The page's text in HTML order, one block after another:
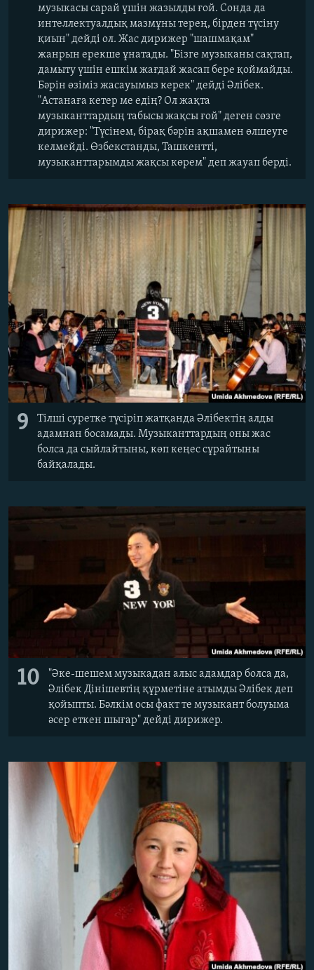
музыкасы сарай үшін жазылды ғой. Сонда да
интеллектуалдық мазмұны терең, бірден түсіну
қиын" дейді ол. Жас дирижер "шашмақам"
жанрын ерекше ұнатады. "Бізге музыканы сақтап,
дамыту үшін ешкім жағдай жасап бере қоймайды.
Бәрін өзіміз жасауымыз керек" дейді Әлібек.
"Астанаға кетер ме едің? Ол жақта
музыканттардың табысы жақсы ғой" деген сөзге
дирижер: "Түсінем, бірақ бәрін ақшамен өлшеуге
келмейді. Өзбекстанды, Ташкентті,
музыканттарымды жақсы көрем" деп жауап берді.
9
Тілші суретке түсіріп жатқанда Әлібектің алды
адамнан босамады. Музыканттардың оны жас
болса да сыйлайтыны, көп кеңес сұрайтыны
байқалады.
10
"Әке-шешем музыкадан алыс адамдар болса да,
Әлібек Дінішевтің құрметіне атымды Әлібек деп
қойыпты. Бәлкім осы факт те музыкант болуыма
әсер еткен шығар" дейді дирижер.